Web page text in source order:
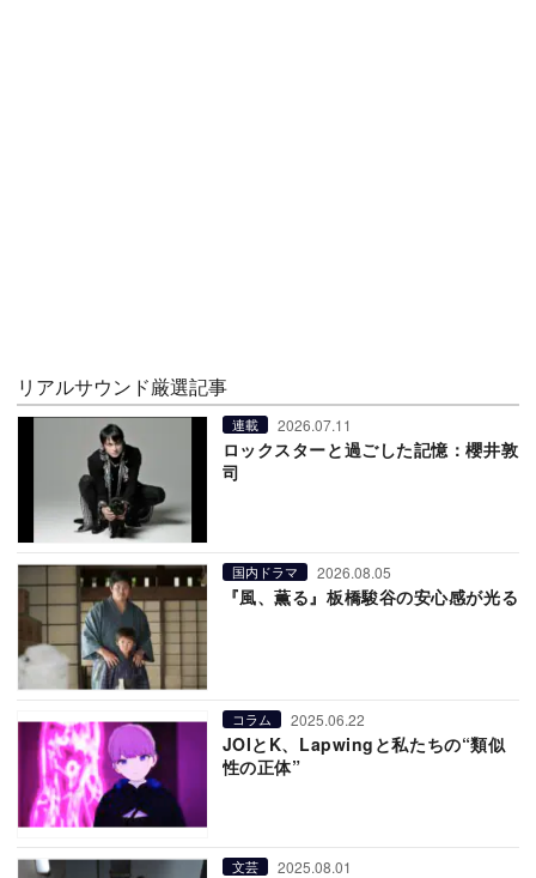
リアルサウンド厳選記事
連載 2026.07.11
ロックスターと過ごした記憶：櫻井敦
司
国内ドラマ 2026.08.05
『風、薫る』板橋駿谷の安心感が光る
コラム 2025.06.22
JOIとK、Lapwingと私たちの“類似
性の正体”
文芸 2025.08.01